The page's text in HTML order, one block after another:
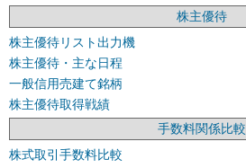
株主優待
株主優待リスト出力機
株主優待・主な日程
一般信用売建て銘柄
株主優待取得戦績
手数料関係比較
株式取引手数料比較